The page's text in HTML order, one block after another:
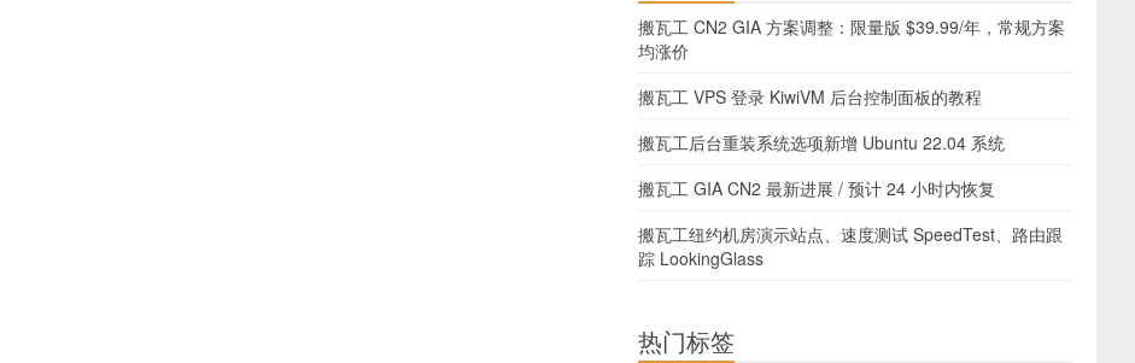
搬瓦工 CN2 GIA 方案调整：限量版 $39.99/年，常规方案
均涨价
搬瓦工 VPS 登录 KiwiVM 后台控制面板的教程
搬瓦工后台重装系统选项新增 Ubuntu 22.04 系统
搬瓦工 GIA CN2 最新进展 / 预计 24 小时内恢复
搬瓦工纽约机房演示站点、速度测试 SpeedTest、路由跟
踪 LookingGlass
热门标签